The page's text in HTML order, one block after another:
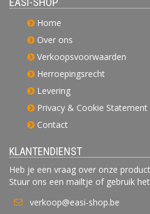
Home
Over ons
Verkoopsvoorwaarden
Herroepingsrecht
Levering
Privacy & Cookie Statement
Contact
KLANTENDIENST
Heb je een vraag over onze
Stuur ons een mailtje of gebruik het
verkoop@easi-shop.be